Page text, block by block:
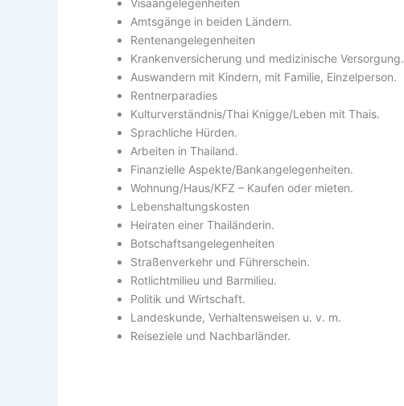
Visaangelegenheiten
Amtsgänge in beiden Ländern.
Rentenangelegenheiten
Krankenversicherung und medizinische Versorgung.
Auswandern mit Kindern, mit Familie, Einzelperson.
Rentnerparadies
Kulturverständnis/Thai Knigge/Leben mit Thais.
Sprachliche Hürden.
Arbeiten in Thailand.
Finanzielle Aspekte/Bankangelegenheiten.
Wohnung/Haus/KFZ – Kaufen oder mieten.
Lebenshaltungskosten
Heiraten einer Thailänderin.
Botschaftsangelegenheiten
Straßenverkehr und Führerschein.
Rotlichtmilieu und Barmilieu.
Politik und Wirtschaft.
Landeskunde, Verhaltensweisen u. v. m.
Reiseziele und Nachbarländer.